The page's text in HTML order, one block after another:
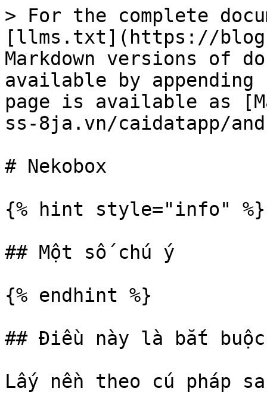
> For the complete
[llms.txt](https://
Markdown versions of
available by
page is available as
ss-8ja.vn/caidatapp/
# Nekobox
{% hint style="info" %}
## Một số chú ý
{% endhint %}
## Điều này là bắt buộc
Lấy nền theo cú pháp